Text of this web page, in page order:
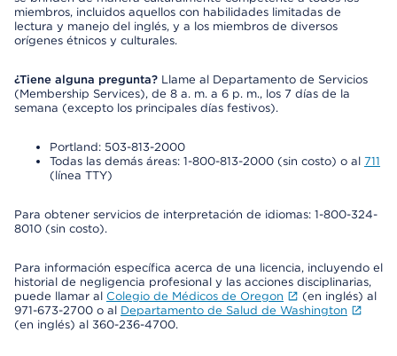
miembros, incluidos aquellos con habilidades limitadas de
lectura y manejo del inglés, y a los miembros de diversos
orígenes étnicos y culturales.
¿Tiene alguna pregunta? Llame al Departamento de Servicios
(Membership Services), de 8 a. m. a 6 p. m., los 7 días de la
semana (excepto los principales días festivos).
Portland: 503-813-2000
Todas las demás áreas: 1-800-813-2000 (sin costo) o al 711
(línea TTY)
Para obtener servicios de interpretación de idiomas: 1-800-324-
8010 (sin costo).
Para información específica acerca de una licencia, incluyendo el
historial de negligencia profesional y las acciones disciplinarias,
puede llamar al Colegio de Médicos de Oregon
(en inglés) al
971-673-2700 o al Departamento de Salud de Washington
(en inglés) al 360-236-4700.